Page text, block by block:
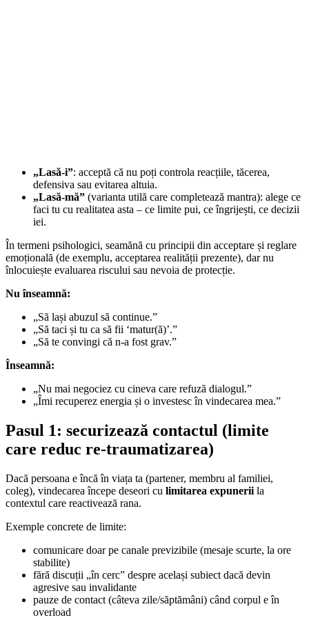
„Lasă-i”: acceptă că nu poți controla reacțiile, tăcerea,
defensiva sau evitarea altuia.
„Lasă-mă” (varianta utilă care completează mantra): alege ce
faci tu cu realitatea asta – ce limite pui, ce îngrijești, ce decizii
iei.
În termeni psihologici, seamănă cu principii din acceptare și reglare
emoțională (de exemplu, acceptarea realității prezente), dar nu
înlocuiește evaluarea riscului sau nevoia de protecție.
Nu înseamnă:
„Să lași abuzul să continue.”
„Să taci și tu ca să fii ‘matur(ă)’.”
„Să te convingi că n-a fost grav.”
Înseamnă:
„Nu mai negociez cu cineva care refuză dialogul.”
„Îmi recuperez energia și o investesc în vindecarea mea.”
Pasul 1: securizează contactul (limite
care reduc re-traumatizarea)
Dacă persoana e încă în viața ta (partener, membru al familiei,
coleg), vindecarea începe deseori cu limitarea expunerii la
contextul care reactivează rana.
Exemple concrete de limite:
comunicare doar pe canale previzibile (mesaje scurte, la ore
stabilite)
fără discuții „în cerc” despre același subiect dacă devin
agresive sau invalidante
pauze de contact (câteva zile/săptămâni) când corpul e în
overload